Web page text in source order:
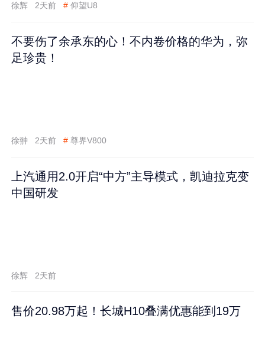
徐辉 2天前 # 仰望U8
不要伤了余承东的心！不内卷价格的华为，弥
足珍贵！
徐翀 2天前 # 尊界V800
上汽通用2.0开启“中方”主导模式，凯迪拉克变
中国研发
徐辉 2天前
售价20.98万起！长城H10叠满优惠能到19万